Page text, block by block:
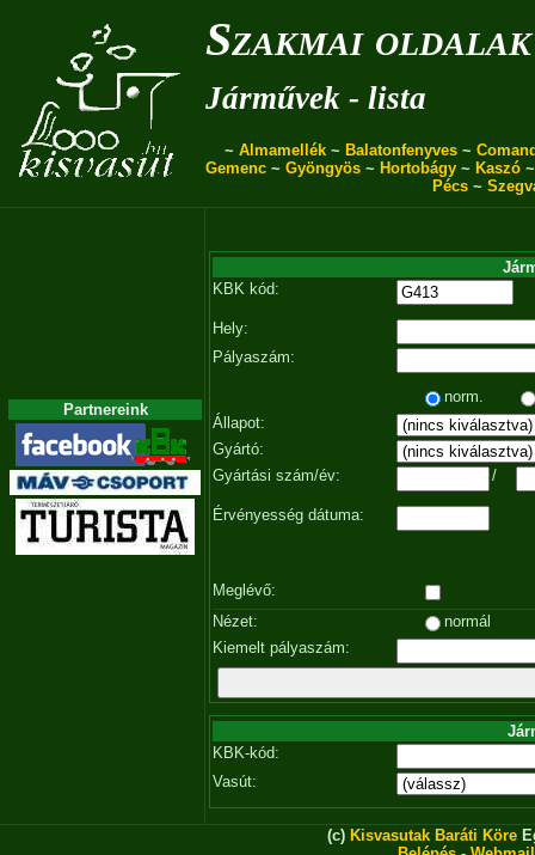
Szakmai oldalak
Járművek - lista
~ Almamellék ~ Balatonfenyves ~
Gemenc ~ Gyöngyös ~ Hortobágy ~ Kaszó
Pécs ~
Partnereink
KBK kód:
Hely:
Pályaszám:
norm.
Állapot:
Gyártó:
Gyártási szám/év:
/
Érvényesség dátuma:
Meglévő:
Nézet:
normál
Kiemelt pályaszám:
KBK-kód:
Vasút:
(c) Kisvasutak Baráti Köre